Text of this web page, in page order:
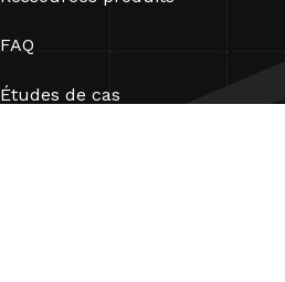
FAQ
Études de cas